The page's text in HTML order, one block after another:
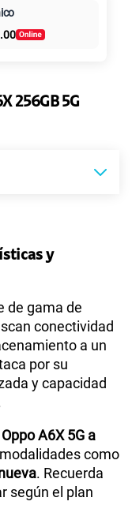
alta velocidad
S/
S/49.90
intereses
256GB 5G
MediaTek MT6835T
b/g/n/a/ac
y
de gama de
conectividad
a un
por su
y capacidad
Oppo A6X 5G a
como
. Recuerda
según el plan